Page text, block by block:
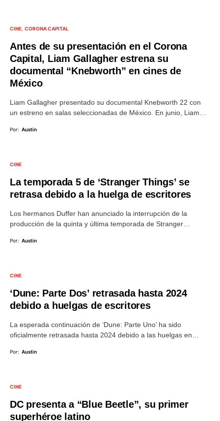
CINE CORONA CAPITAL
Antes de su presentación en el Corona
Capital, Liam Gallagher estrena su
documental “Knebworth” en cines de
México
Liam Gallagher presentado su documental Knebworth 22 con
un estreno en salas seleccionadas de México. En junio, Liam…
Por: Austin
CINE
La temporada 5 de ‘Stranger Things’ se
retrasa debido a la huelga de escritores
Los hermanos Duffer han anunciado la interrupción de la
producción de la quinta y última temporada de Stranger…
Por: Austin
CINE
‘Dune: Parte Dos’ retrasada hasta 2024
debido a huelgas de escritores
La esperada continuación de ‘Dune: Parte Uno’ ha sido
oficialmente retrasada hasta 2024 debido a las huelgas en…
Por: Austin
CINE
DC presenta a “Blue Beetle”, su primer
superhéroe latino